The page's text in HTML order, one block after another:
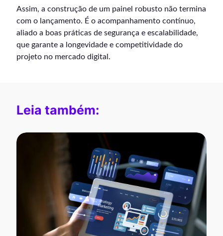
Assim, a construção de um painel robusto não termina
com o lançamento. É o acompanhamento contínuo,
aliado a boas práticas de segurança e escalabilidade,
que garante a longevidade e competitividade do
projeto no mercado digital.
Leia também: